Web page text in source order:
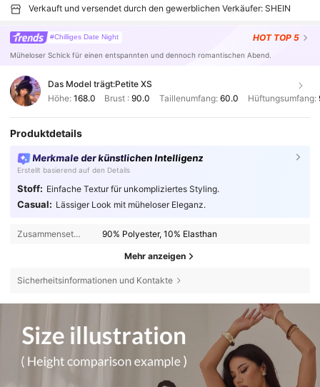
Verkauft und versendet durch den gewerblichen Verkäufer: SHEIN
#Chilliges Date Night HOT TOP 5
Müheloser Schick für einen entspannten und dennoch romantischen Abend.
Das Model trägt:Petite XS
Höhe: 168.0 Brust :90.0 Taillenumfang: 60.0 Hüftungsumfang:
Produktdetails
Merkmale der künstlichen Intelligenz
Erstellt basierend auf den Details
Stoff: Einfache Textur für unkompliziertes Styling.
Casual: Lässiger Look mit müheloser Eleganz.
Zusammensetzung: 90% Polyester, 10% Elasthan
Mehr anzeigen
Sicherheitsinformationen und Kontakte